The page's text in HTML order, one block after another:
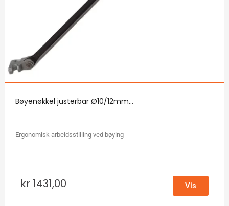
Bøyenøkkel justerbar Ø10/12mm...
Ergonomisk arbeidsstilling ved bøying
kr 1431,00 Vis